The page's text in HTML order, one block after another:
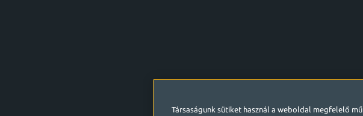
Társaságunk sütiket használ a weboldal megfelelő